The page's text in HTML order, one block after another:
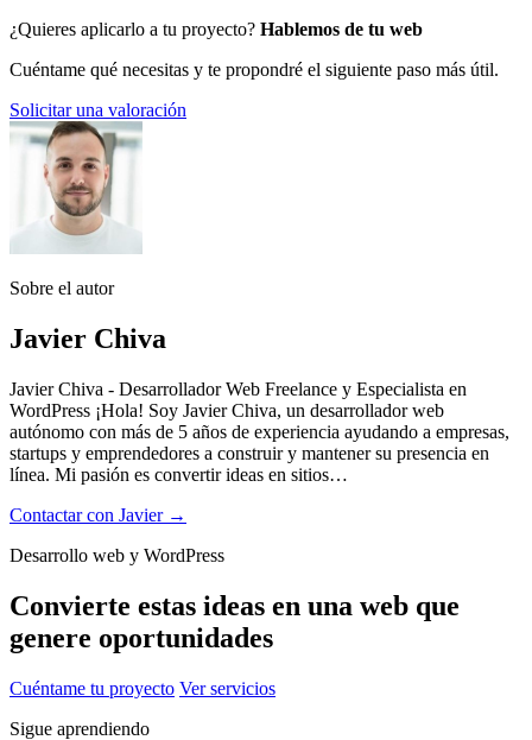
¿Quieres aplicarlo a tu proyecto? Hablemos de tu web
Cuéntame qué necesitas y te propondré el siguiente paso más útil.
Solicitar una valoración
Sobre el autor
Javier Chiva
Javier Chiva - Desarrollador Web Freelance y Especialista en
WordPress ¡Hola! Soy Javier Chiva, un desarrollador web
autónomo con más de 5 años de experiencia ayudando a empresas,
startups y emprendedores a construir y mantener su presencia en
línea. Mi pasión es convertir ideas en sitios…
Contactar con Javier →
Desarrollo web y WordPress
Convierte estas ideas en una web que
genere oportunidades
Cuéntame tu proyecto Ver servicios
Sigue aprendiendo